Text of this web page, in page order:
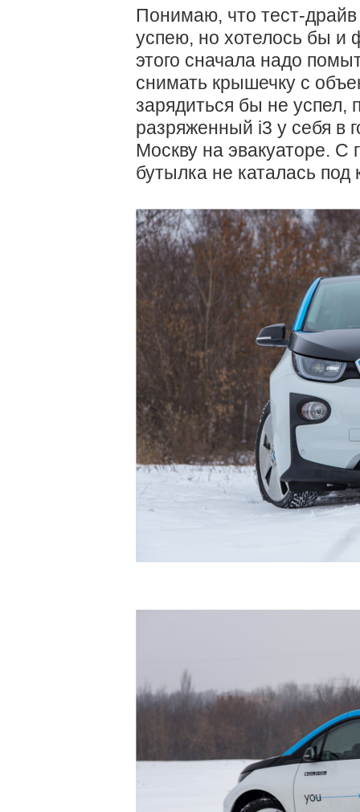
Понимаю, что тест-драйв
успею, но хотелось бы и
этого сначала надо
снимать крышечку с
зарядиться бы не успел,
разряженный i3 у себя в
Москву на эвакуаторе. С
бутылка не каталась под